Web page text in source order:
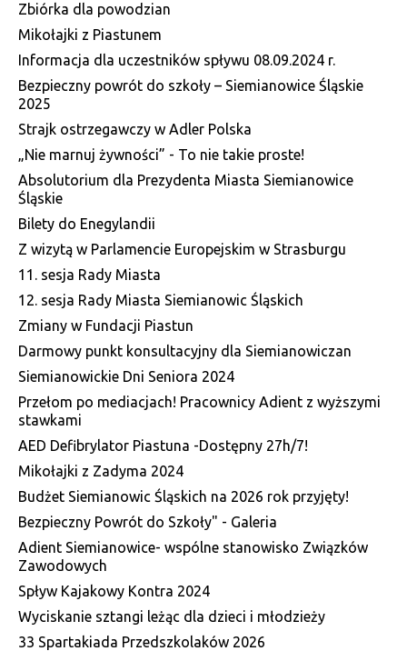
Zbiórka dla powodzian
Mikołajki z Piastunem
Informacja dla uczestników spływu 08.09.2024 r.
Bezpieczny powrót do szkoły – Siemianowice Śląskie
2025
Strajk ostrzegawczy w Adler Polska
„Nie marnuj żywności” - To nie takie proste!
Absolutorium dla Prezydenta Miasta Siemianowice
Śląskie
Bilety do Enegylandii
Z wizytą w Parlamencie Europejskim w Strasburgu
11. sesja Rady Miasta
12. sesja Rady Miasta Siemianowic Śląskich
Zmiany w Fundacji Piastun
Darmowy punkt konsultacyjny dla Siemianowiczan
Siemianowickie Dni Seniora 2024
Przełom po mediacjach! Pracownicy Adient z wyższymi
stawkami
AED Defibrylator Piastuna -Dostępny 27h/7!
Mikołajki z Zadyma 2024
Budżet Siemianowic Śląskich na 2026 rok przyjęty!
Bezpieczny Powrót do Szkoły" - Galeria
Adient Siemianowice- wspólne stanowisko Związków
Zawodowych
Spływ Kajakowy Kontra 2024
Wyciskanie sztangi leżąc dla dzieci i młodzieży
33 Spartakiada Przedszkolaków 2026